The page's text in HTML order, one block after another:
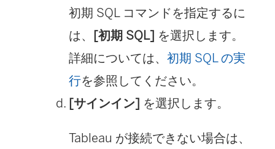
初期 SQL コマンドを指定するに
は、
[初期 SQL] を選択します。
詳細については、 初期 SQL の実
行を参照してください。
[サインイン] を選択します。
Tableau が接続できない場合は、